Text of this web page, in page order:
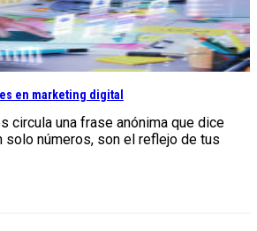
en marketing digital
circula una frase anónima que dice
solo números, son el reflejo de tus